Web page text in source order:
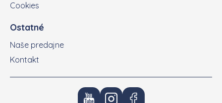
Cookies
Ostatné
Naše predajne
Kontakt